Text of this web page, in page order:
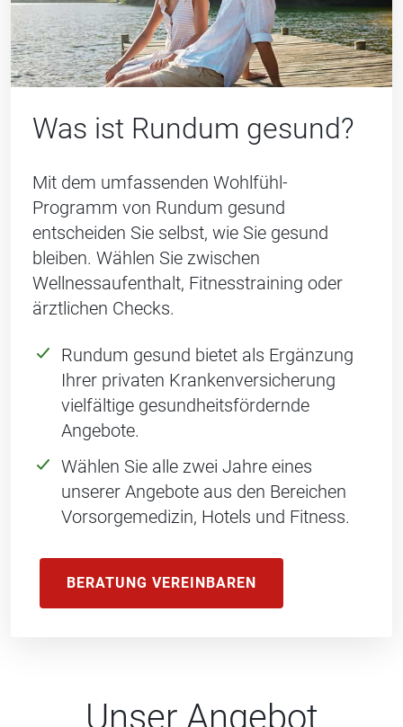
Was ist Rundum gesund?
Mit dem umfassenden Wohlfühl-
Programm von Rundum gesund
entscheiden Sie selbst, wie Sie gesund
bleiben. Wählen Sie zwischen
Wellnessaufenthalt, Fitnesstraining oder
ärztlichen Checks.
Rundum gesund bietet als Ergänzung
Ihrer privaten Krankenversicherung
vielfältige gesundheitsfördernde
Angebote.
Wählen Sie alle zwei Jahre eines
unserer Angebote aus den Bereichen
Vorsorgemedizin, Hotels und Fitness.
BERATUNG VEREINBAREN
Unser Angebot